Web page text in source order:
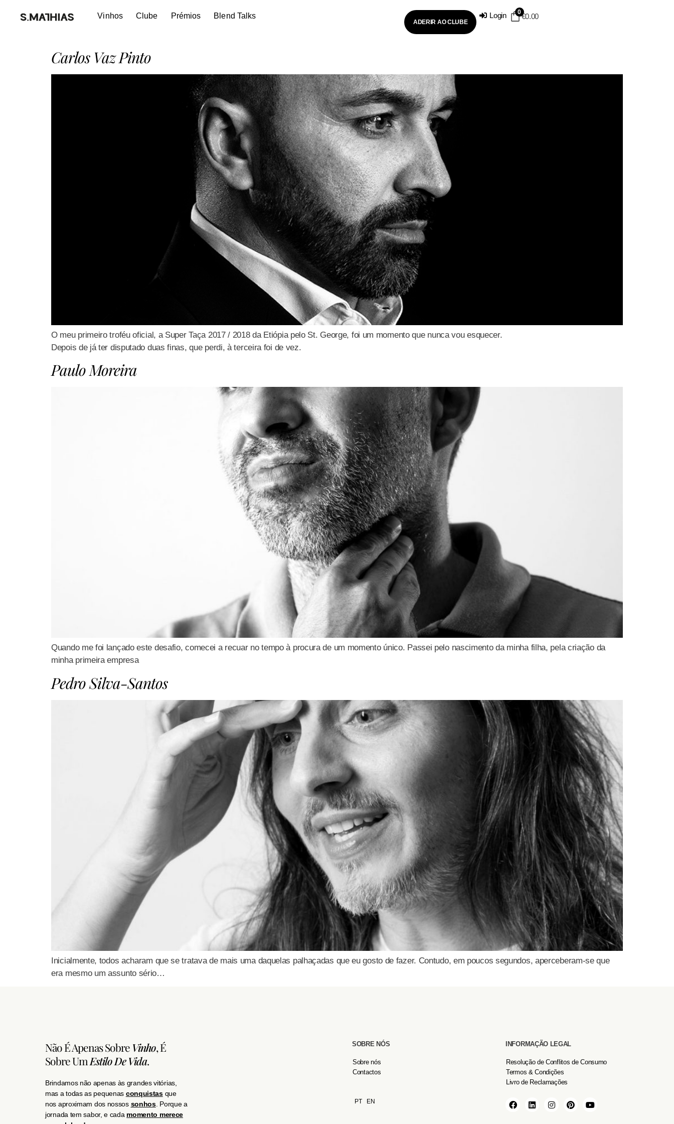
Vinhos Clube Prémios Blend Talks
ADERIR AO CLUBE
Login 0€0.00
Carlos Vaz Pinto
O meu primeiro troféu oficial, a Super Taça 2017 / 2018 da Etiópia pelo St. George, foi um momento que nunca vou esquecer.
Depois de já ter disputado duas finas, que perdi, à terceira foi de vez.
Paulo Moreira
Quando me foi lançado este desafio, comecei a recuar no tempo à procura de um momento único. Passei pelo nascimento da minha filha, pela criação da
minha primeira empresa
Pedro Silva-Santos
Inicialmente, todos acharam que se tratava de mais uma daquelas palhaçadas que eu gosto de fazer. Contudo, em poucos segundos, aperceberam-se que
era mesmo um assunto sério…
Não É Apenas Sobre Vinho, É
Sobre Um Estilo De Vida.
Brindamos não apenas às grandes vitórias,
mas a todas as pequenas conquistasque
nos aproximam dos nossos sonhos. Porque a
jornada tem sabor, e cada momento merece
SOBRE NÓS
Sobre nós
Contactos
PT EN
INFORMAÇÃO LEGAL
Resolução de Conflitos de Consumo
Termos & Condições
Livro de Reclamações